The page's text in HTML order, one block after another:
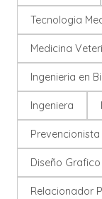
Tecnologia
Medicina
Ingenieria en
Ingeniera
Diseño Grafico
Relacionador